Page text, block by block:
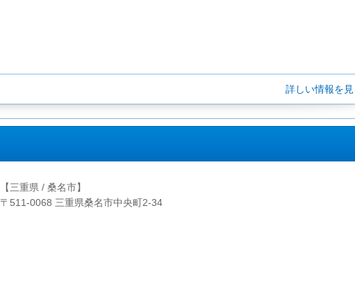
詳しい情報を
【三重県 / 桑名市】
〒511-0068 三重県桑名市中央町2-34